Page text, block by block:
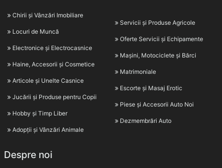
Chirii și Vânzări Imobiliare
Locuri de Muncă
Electronice și Electrocasnice
Haine, Accesorii și Cosmetice
Articole și Unelte Casnice
Jucării și Produse pentru Copii
Hobby și Timp Liber
Adopții și Vânzări Animale
Servicii și Produse Agricole
Oferte Servicii și Echipamente
Mașini, Motociclete și Bărci
Matrimoniale
Escorte și Masaj Erotic
Piese și Accesorii Auto Noi
Dezmembrări Auto
Despre noi